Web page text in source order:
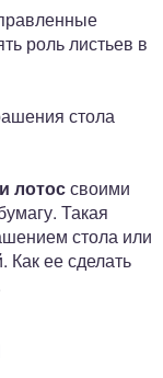
роль листьев в
стола
лотоссвоими
Такая
стола или
Как ее сделать